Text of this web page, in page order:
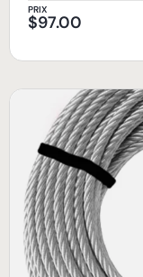
PRIX
$97.00